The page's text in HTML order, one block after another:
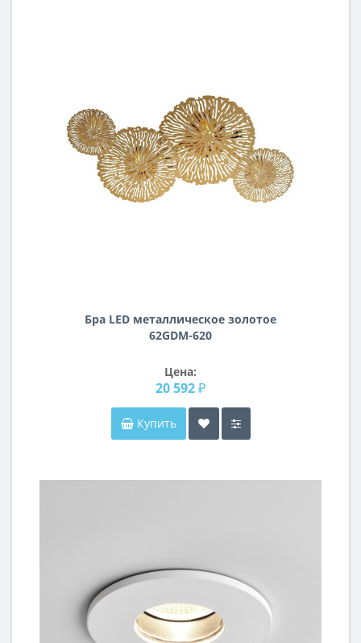
Бра LED металлическое золотое
62GDM-620
Цена:
20 592 ₽
Купить